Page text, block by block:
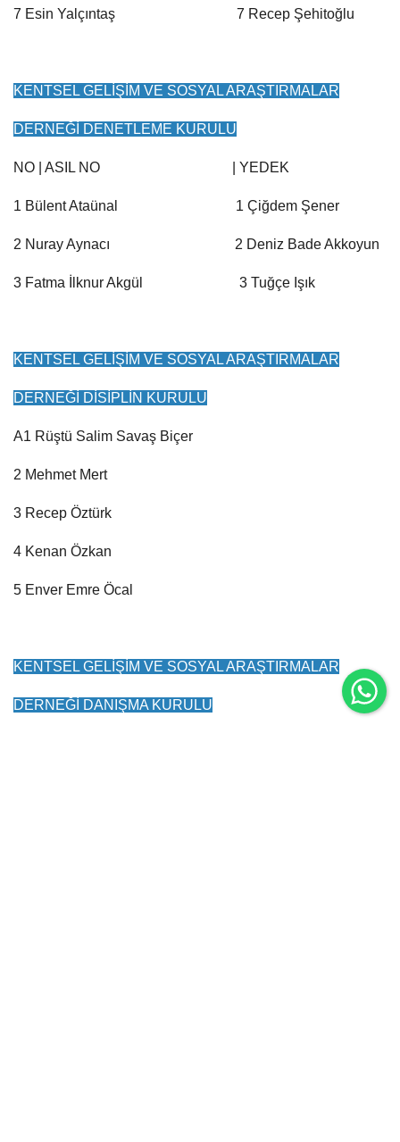
7 Esin Yalçıntaş 7 Recep Şehitoğlu
KENTSEL GELİŞİM VE SOSYAL ARAŞTIRMALAR
DERNEĞİ DENETLEME KURULU
NO | ASIL NO | YEDEK
1 Bülent Ataünal 1 Çiğdem Şener
2 Nuray Aynacı 2 Deniz Bade Akkoyun
3 Fatma İlknur Akgül 3 Tuğçe Işık
KENTSEL GELİŞİM VE SOSYAL ARAŞTIRMALAR
DERNEĞİ DİSİPLİN KURULU
A1 Rüştü Salim Savaş Biçer
2 Mehmet Mert
3 Recep Öztürk
4 Kenan Özkan
5 Enver Emre Öcal
KENTSEL GELİŞİM VE SOSYAL ARAŞTIRMALAR
DERNEĞİ DANIŞMA KURULU